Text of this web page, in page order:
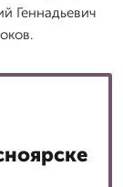
Геннадьевич